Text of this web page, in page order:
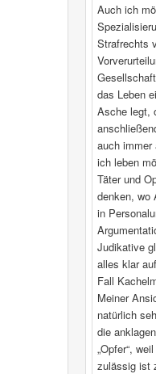
Auch ich
Strafrechts
das Leben
Asche legt,
auch
ich leben
Täter und
denken, wo
in
Judikative
alles klar
Fall
Meiner
natürlich
die
„Opfer“,
zulässig ist